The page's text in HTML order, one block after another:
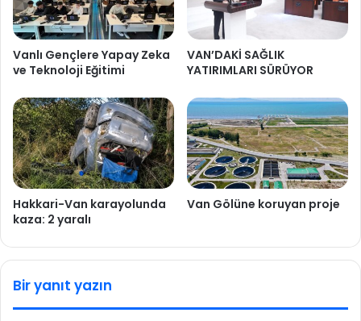
Vanlı Gençlere Yapay Zeka
ve Teknoloji Eğitimi
VAN’DAKİ SAĞLIK
YATIRIMLARI SÜRÜYOR
Hakkari-Van karayolunda
kaza: 2 yaralı
Van Gölüne koruyan proje
Bir yanıt yazın